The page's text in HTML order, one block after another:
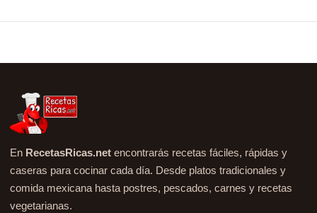
En RecetasRicas.net encontrarás recetas fáciles, rápidas y
caseras para cocinar cada día. Desde platos tradicionales y
comida mexicana hasta postres, pescados, carnes y recetas
vegetarianas.